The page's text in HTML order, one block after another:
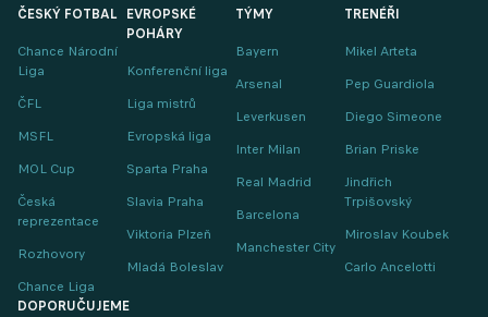
ČESKÝ FOTBAL
Chance Národní
Liga
ČFL
MSFL
MOL Cup
Česká
reprezentace
Rozhovory
Chance Liga
EVROPSKÉ
POHÁRY
Konferenční liga
Liga mistrů
Evropská liga
Sparta Praha
Slavia Praha
Viktoria Plzeň
Mladá Boleslav
TÝMY
Bayern
Arsenal
Leverkusen
Inter Milan
Real Madrid
Barcelona
Manchester City
TRENÉŘI
Mikel Arteta
Pep Guardiola
Diego Simeone
Brian Priske
Jindřich
Trpišovský
Miroslav Koubek
Carlo Ancelotti
DOPORUČUJEME